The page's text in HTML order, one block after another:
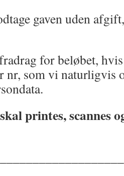
gaven uden
for beløbet,
nr, som vi naturligvis
printes, scannes